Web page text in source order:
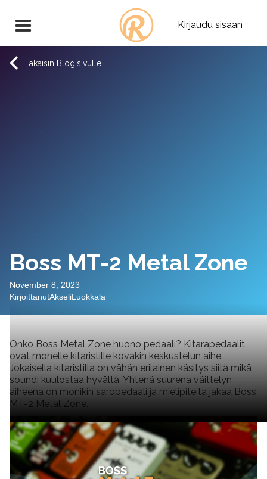
Kirjaudu sisään
Takaisin Blogisivulle
Boss MT-2 Metal Zone
November 8, 2023
KirjoittanutAkseliLuokkala
Onko Boss Metal Zone huono pedaali? Kitarapedaalit
ovat monelle kitaristille kovakin keskustelun aihe.
Jokaisella kitaristilla on vähän erilainen käsitys siitä mikä
soundi kuulostaa hyvältä. Yhtenä suurena väittelyn
aiheena on monikin säröpedaali ja mielipiteitä jakaa Boss
MT-2 Metal Zone.